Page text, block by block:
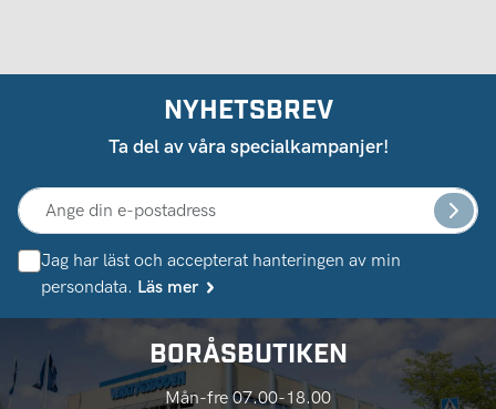
NYHETSBREV
Ta del av våra specialkampanjer!
Jag har läst och accepterat hanteringen av min
persondata. Läs mer
BORÅSBUTIKEN
Mån-fre 07.00-18.00